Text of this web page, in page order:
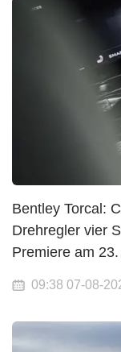
Bentley Torcal:
Drehregler vier
Premiere am
09:38 07-08-